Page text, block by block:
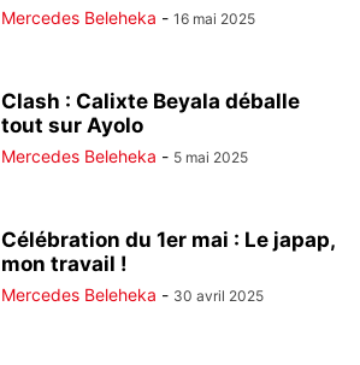
Mercedes Beleheka - 16 mai 2025
Clash : Calixte Beyala déballe
tout sur Ayolo
Mercedes Beleheka - 5 mai 2025
Célébration du 1er mai : Le japap,
mon travail !
Mercedes Beleheka - 30 avril 2025